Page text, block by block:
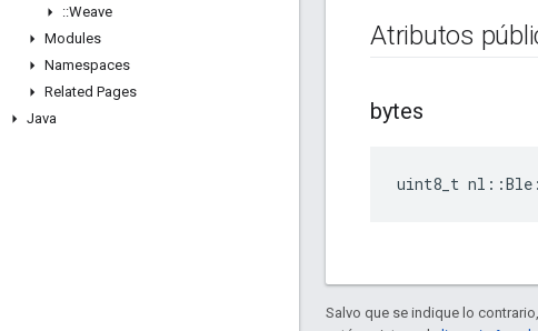
::Weave
Modules
Namespaces
Related Pages
Java
Atributos
bytes
uint8_t
Salvo que se indique lo